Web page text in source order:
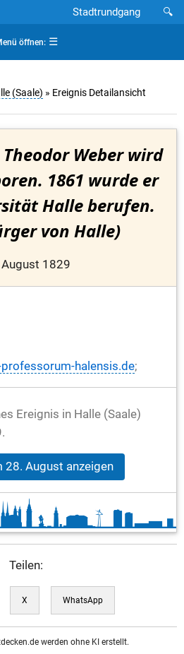
🔍
Stadtrundgang
öffnen:☰
(Saale) » Ereignis Detailansicht
Weber wird
1861 wurde er
Halle berufen.
von Halle)
1829
halensis.de;
Ereignis in Halle (Saale)
28. August anzeigen
Teilen:
X WhatsApp
werden ohne KI erstellt.